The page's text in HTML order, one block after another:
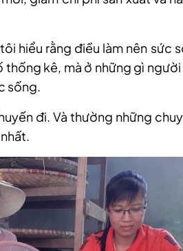
hiểu rằng điều làm nên sức
kê, mà ở những gì
sống.
đi. Và thường những